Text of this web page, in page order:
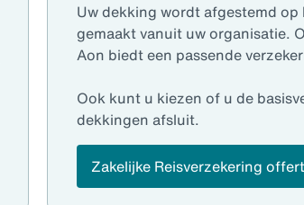
Uw dekking wordt afgestemd
gemaakt vanuit uw organisatie.
Aon biedt een passende
Ook kunt u kiezen of u de
dekkingen afsluit.
Zakelijke Reisverzekering